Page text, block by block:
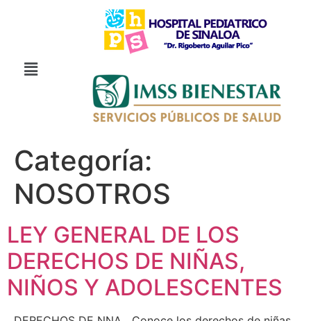
Categoría:
NOSOTROS
LEY GENERAL DE LOS
DERECHOS DE NIÑAS,
NIÑOS Y ADOLESCENTES